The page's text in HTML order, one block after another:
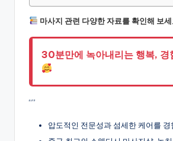
마사지 관련 다양한 자료를 확인해 보
30분만에 녹아내리는 행복, 경
“”
압도적인 전문성과 섬세한 케어를 경